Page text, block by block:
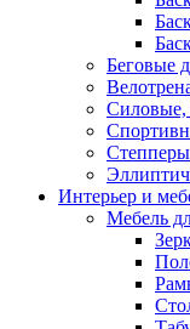
Беговые
Силовые,
Степперы
Интерьер и
Мебель